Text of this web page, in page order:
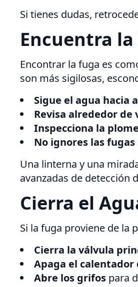
Si tienes dudas,
Encuentra
Encontrar la fuga es
son más sigilosas,
Sigue el agua hacia
Revisa alrededor de
Inspecciona la
No ignores las
Una linterna y una
avanzadas de detección
Cierra el
Si la fuga proviene de la
Cierra la válvula
Apaga el calentador
Abre los grifos para